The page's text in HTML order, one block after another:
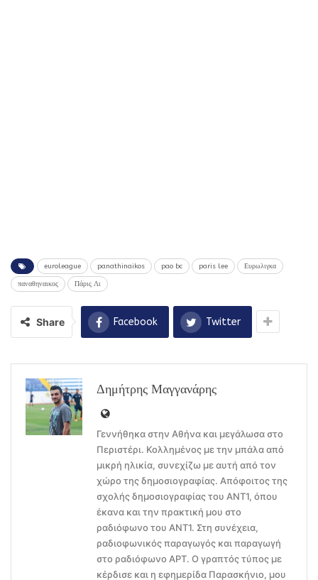
euroleague panathinaikos pao bc paris lee Ευρωλιγκα
παναθηναικος Πάρις Λι
Share Facebook Twitter
Δημήτρης Μαγγανάρης
Γεννήθηκα στην Αθήνα και μεγάλωσα στο
Περιστέρι. Κολλημένος με την μπάλα από
μικρή ηλικία, συνεχίζω με αυτή από τον
χώρο της δημοσιογραφίας. Απόφοιτος της
σχολής δημοσιογραφίας του ΑΝΤ1, όπου
έκανα και την πρακτική μου στο
ραδιόφωνο του ΑΝΤ1. Στη συνέχεια,
ραδιοφωνικός παραγωγός και παραγωγή
στο ραδιόφωνο ΑΡΤ. Ο γραπτός τύπος με
κέρδισε και η εφημερίδα Παρασκήνιο, μου